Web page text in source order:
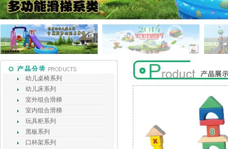
幼儿桌椅系列
幼儿床系列
室外组合滑梯
室内组合滑梯
玩具柜系列
黑板系列
口杯架系列